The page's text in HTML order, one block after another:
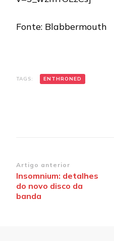
Fonte: Blabbermouth
TAGS: ENTHRONED
Navegação
de
post
Artigo anterior
Insomnium: detalhes
do novo disco da
banda